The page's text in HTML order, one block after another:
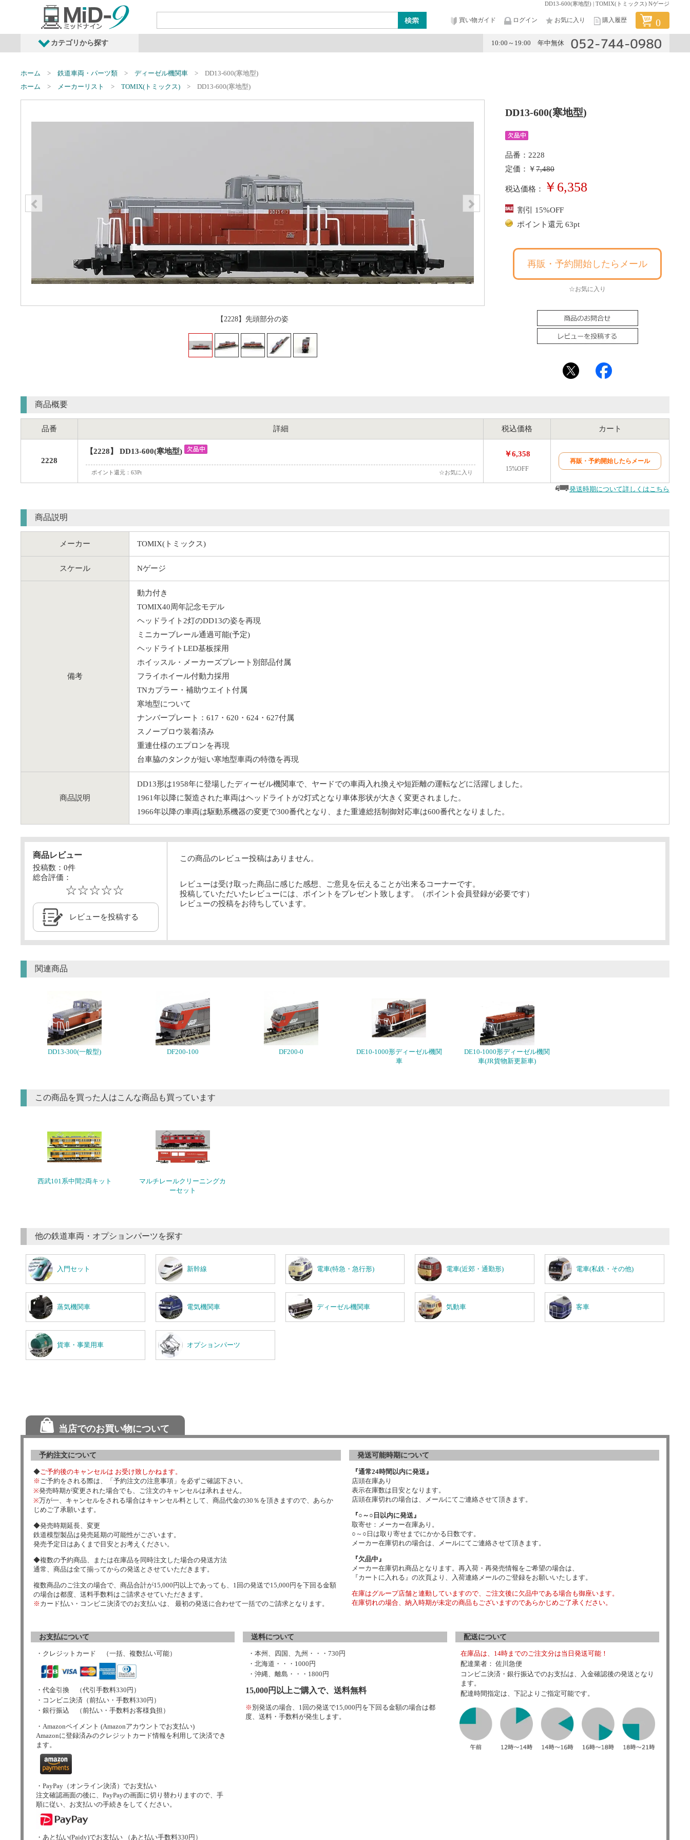
DD13-600(寒地型) | TOMIX(トミックス) Nゲージ
買い物ガイド ログイン お気に入り 購入履歴 0
カテゴリから探す 10:00～19:00 年中無休
発売予定商品 鉄道車両・オプション レイアウト・ジオラマ類
ホーム 鉄道車両・パーツ類 ディーゼル機関車
DD13-600(寒地型)
ホーム
メーカーリスト TOMIX(トミックス) DD13-600(寒地型)
【2228】先頭部分の姿
DD13-600(寒地型)
品番：2228
定価：￥7,480
税込価格： ￥6,358
割引 15%OFF
ポイント還元 63pt
再販・予約開始したらメール
☆お気に入り
商品概要
品番 詳細 税込価格 カート
2228
【2228】 DD13-600(寒地型)
ポイント還元：63Pt ☆お気に入り
￥6,358
15%OFF
再販・予約開始したらメール
発送時期について詳しくはこちら
商品説明
メーカー TOMIX(トミックス)
スケール Nゲージ
備考
動力付き
TOMIX40周年記念モデル
ヘッドライト2灯のDD13の姿を再現
ミニカーブレール通過可能(予定)
ヘッドライトLED基板採用
ホイッスル・メーカーズプレート別部品付属
フライホイール付動力採用
TNカプラー・補助ウエイト付属
寒地型について
ナンバープレート：617・620・624・627付属
スノープロウ装着済み
重連仕様のエプロンを再現
台車脇のタンクが短い寒地型車両の特徴を再現
商品説明
DD13形は1958年に登場したディーゼル機関車で、ヤードでの車両入れ換えや短距離の運転などに活躍しました。
1961年以降に製造された車両はヘッドライトが2灯式となり車体形状が大きく変更されました。
1966年以降の車両は駆動系機器の変更で300番代となり、また重連総括制御対応車は600番代となりました。
商品レビュー
投稿数： 0件
総合評価：
☆☆☆☆☆
レビューを投稿する
この商品のレビュー投稿はありません。
レビューは受け取った商品に感じた感想、ご意見を伝えることが出来るコーナーです。
投稿していただいたレビューには、ポイントをプレゼント致します。（ポイント会員登録が必要です）
レビューの投稿をお待ちしています。
関連商品
DD13-300(一般型) DF200-100 DF200-0
DE10-1000形ディーゼル機関
車
DE10-1000形ディーゼル機関
車(JR貨物新更新車)
この商品を買った人はこんな商品も買っています
西武101系中間2両キット
マルチレールクリーニングカ
ーセット
他の鉄道車両・オプションパーツを探す
入門セット 新幹線 電車(特急・急行形) 電車(近郊・通勤形) 電車(私鉄・その他)
蒸気機関車 電気機関車 ディーゼル機関車 気動車 客車
貨車・事業用車 オプションパーツ
当店でのお買い物について
予約注文について
◆ご予約後のキャンセルは お受け致しかねます。
※ ご予約をされる際は、「予約注文の注意事項」を必ずご確認下さい。
※発売時期が変更された場合でも、ご注文のキャンセルは承れません。
※万が一、キャンセルをされる場合はキャンセル料として、商品代金の30％を頂きますので、あらか
じめご了承願います。
◆発売時期延長、変更
鉄道模型製品は発売延期の可能性がございます。
発売予定日はあくまで目安とお考えください。
◆複数の予約商品、または在庫品を同時注文した場合の発送方法
通常、商品は全て揃ってからの発送とさせていただきます。
複数商品のご注文の場合で、商品合計が15,000円以上であっても、1回の発送で15,000円を下回る金額
の場合は都度、送料手数料はご請求させていただきます。
※ カード払い・コンビニ決済でのお支払いは、 最初の発送に合わせて一括でのご請求となります。
発送可能時期について
『通常24時間以内に発送』
店頭在庫あり
表示在庫数は目安となります。
店頭在庫切れの場合は、メールにてご連絡させて頂きます。
『○～○日以内に発送』
取寄せ：メーカー在庫あり。
○～○日は取り寄せまでにかかる日数です。
メーカー在庫切れの場合は、メールにてご連絡させて頂きます。
『欠品中』
メーカー在庫切れ商品となります。再入荷・再発売情報をご希望の場合は、
『カートに入れる』の次頁より、入荷連絡メールのご登録をお願いいたします。
在庫はグループ店舗と連動していますので、ご注文後に欠品中である場合も御座います。
在庫切れの場合、納入時期が未定の商品もございますのであらかじめご了承ください。
お支払について
・クレジットカード （一括、複数払い可能）
・代金引換 （代引手数料330円）
・コンビニ決済（前払い・手数料330円）
・銀行振込 （前払い・手数料お客様負担）
・Amazonペイメント (Amazonアカウントでお支払い)
Amazonに登録済みのクレジットカード情報を利用して決済でき
ます。
・PayPay（オンライン決済）でお支払い
注文確認画面の後に、PayPayの画面に切り替わりますので、手
順に従い、お支払いの手続きをしてください。
・あと払い(Paidy)でお支払い （あと払い手数料330円）
送料について
・本州、四国、九州・・・730円
・北海道・・・1000円
・沖縄、離島・・・1800円
15,000円以上ご購入で、送料無料
※ 別発送の場合、1回の発送で15,000円を下回る金額の場合は都
度、送料・手数料が発生します。
配送について
在庫品は、14時までのご注文分は当日発送可能！
配達業者： 佐川急便
コンビニ決済・銀行振込でのお支払は、入金確認後の発送となり
ます。
配達時間指定は、下記よりご指定可能です。